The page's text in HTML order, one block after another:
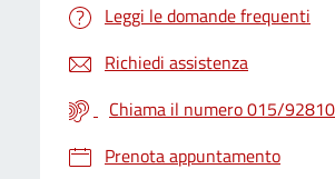
Leggi le domande frequenti
Richiedi assistenza
Chiama il numero 015/
Prenota appuntamento